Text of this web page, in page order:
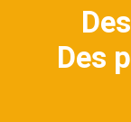
Des